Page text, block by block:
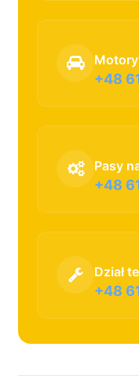
+48
Pasy
+48
Dział
+48